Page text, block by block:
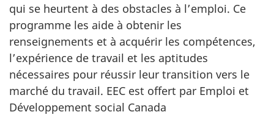
qui se heurtent à des obstacles à l’emploi. Ce
programme les aide à obtenir les
renseignements et à acquérir les compétences,
l’expérience de travail et les aptitudes
nécessaires pour réussir leur transition vers le
marché du travail. EEC est offert par Emploi et
Développement social Canada